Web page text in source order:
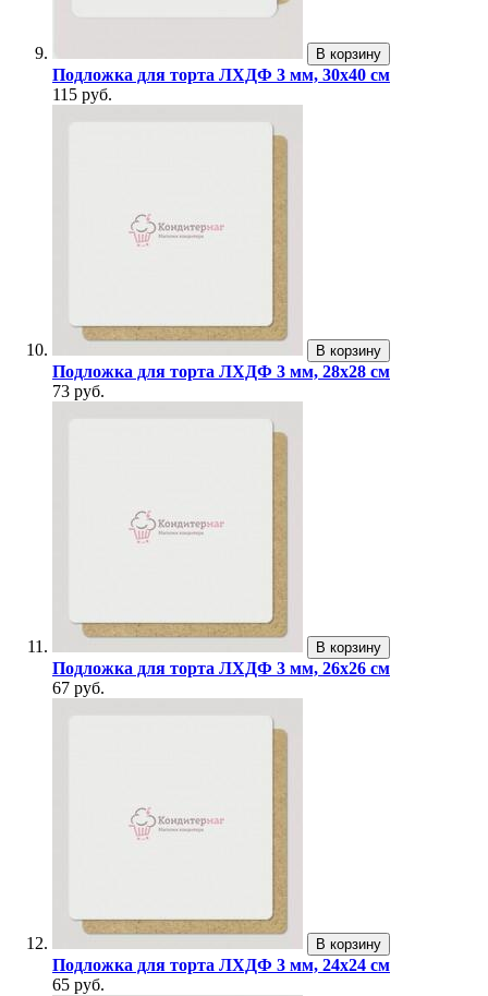
В корзину
Подложка для торта ЛХДФ 3 мм, 30х40 см
115 руб.
В корзину
Подложка для торта ЛХДФ 3 мм, 28х28 см
73 руб.
В корзину
Подложка для торта ЛХДФ 3 мм, 26х26 см
67 руб.
В корзину
Подложка для торта ЛХДФ 3 мм, 24х24 см
65 руб.